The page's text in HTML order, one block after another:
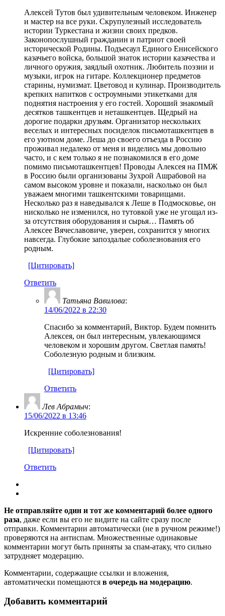
Алексей Тутов был удивительным человеком. Инженер
и мастер на все руки. Скрупулезный исследователь
истории Туркестана и жизни своих предков.
Законопослушный гражданин и патриот своей
исторической Родины. Подъесаул Единого Енисейского
казачьего войска, большой знаток истории казачества и
личного оружия, заядлый охотник. Любитель поэзии и
музыки, игрок на гитаре. Коллекционер предметов
старины, нумизмат. Цветовод и кулинар. Производитель
крепких напитков с остроумными этикетками для
поднятия настроения у его гостей. Хороший знакомый
десятков ташкентцев и неташкентцев. Щедрый на
дорогие подарки друзьям. Организатор нескольких
веселых и интересных посиделок письмоташкентцев в
его уютном доме. Леша до своего отъезда в Россию
проживал недалеко от меня и виделись мы довольно
часто, и с кем только я не познакомился в его доме
помимо письмоташкентцев! Проводы Алексея на ПМЖ
в Россию были организованы Зухрой Ашрабовой на
самом высоком уровне и показали, насколько он был
уважаем многими ташкентскими товарищами.
Несколько раз я наведывался к Леше в Подмосковье, он
нисколько не изменился, но тутовкой уже не угощал из-
за отсутствия оборудования и сырья… Память об
Алексее Вячеславовиче, уверен, сохранится у многих
навсегда. Глубокие запоздалые соболезнования его
родным.
[Цитировать]
Ответить
Татьяна Вавилова:
14/06/2022 в 22:30
Спасибо за комментарий, Виктор. Будем помнить
Алексея, он был интересным, увлекающимся
человеком и хорошим другом. Светлая память!
Соболезную родным и близким.
[Цитировать]
Ответить
Лев Абрамыч:
15/06/2022 в 13:46
Искренние соболезнования!
[Цитировать]
Ответить
Не отправляйте один и тот же комментарий более одного
раза, даже если вы его не видите на сайте сразу после
отправки. Комментарии автоматически (не в ручном режиме!)
проверяются на антиспам. Множественные одинаковые
комментарии могут быть приняты за спам-атаку, что сильно
затрудняет модерацию.
Комментарии, содержащие ссылки и вложения,
автоматически помещаются в очередь на модерацию.
Добавить комментарий